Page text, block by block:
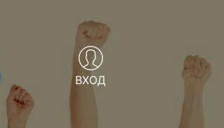
ВХОД